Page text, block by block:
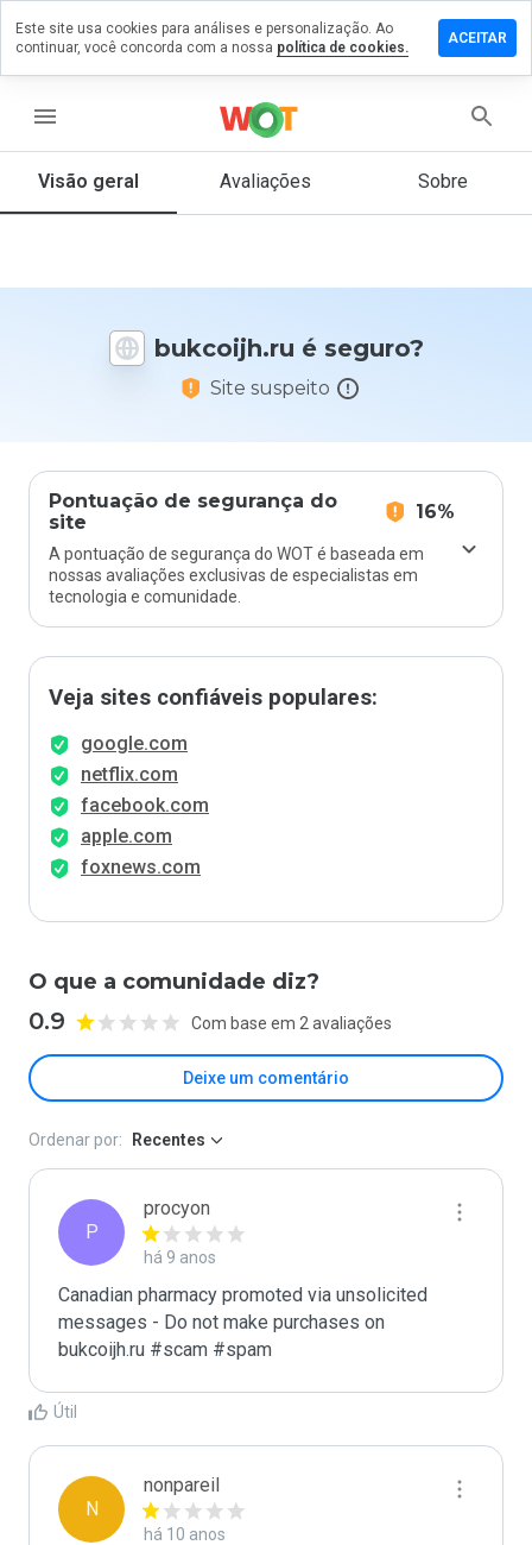
menu
Visão geral Avaliações Sobre
bukcoijh.ru é seguro?
Site suspeito
Pontuação de segurança do
site
16%
A pontuação de segurança do WOT é baseada em
nossas avaliações exclusivas de especialistas em
tecnologia e comunidade.
Veja sites confiáveis populares:
google.com
netflix.com
facebook.com
apple.com
foxnews.com
O que a comunidade diz?
0.9 Com base em 2 avaliações
Deixe um comentário
um
que
Ordenar por: Recentes
P
procyon
há 9 anos
Canadian pharmacy promoted via unsolicited
messages - Do not make purchases on
bukcoijh.ru #scam #spam
Útil
N
nonpareil
há 10 anos
Este site usa cookies para análises e personalização. Ao
continuar, você concorda com a nossa política de cookies.
ACEITAR